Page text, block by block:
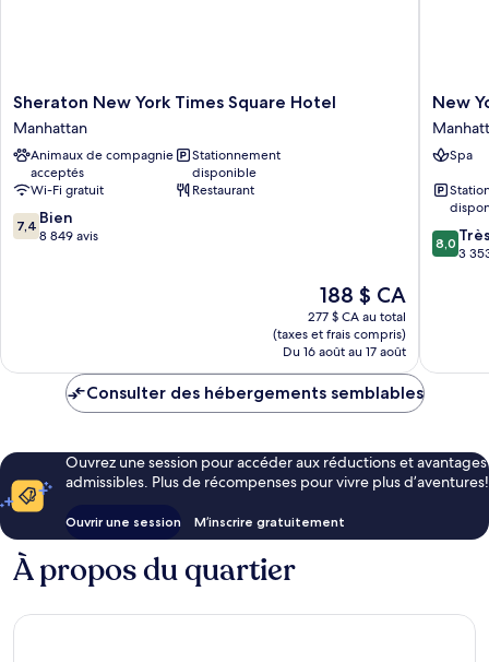
Sheraton
New
York
Times
Square
Hotel
Manhattan
Sheraton New York Times Square Hotel
Manhattan
Animaux de compagnie
acceptés
Stationnement
disponible
Wi-Fi gratuit
Restaurant
7.4
sur
7,4 Bien
8 849 avis
Le
prix
est
de
188 $ CA
188 $ CA
277 $ CA au total
(taxes et frais compris)
Du 16 août au 17 août
New
York
Hilton
New
Spa
8.0
sur
8,0
3
Consulter des hébergements semblables
Ouvrez une session pour accéder aux réductions et avantages
admissibles. Plus de récompenses pour vivre plus d’aventures!
Ouvrir une session M’inscrire gratuitement
À propos du quartier